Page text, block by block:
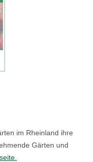
im Rheinland ihre
Gärten und